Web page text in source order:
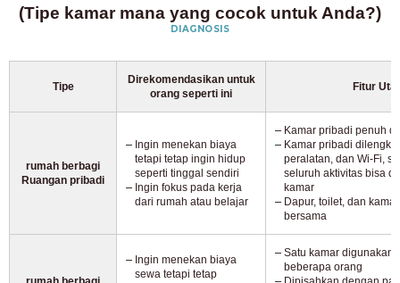
(Tipe kamar mana yang cocok untuk Anda?)
DIAGNOSIS
Tipe
Direkomendasikan untuk
orang seperti ini
Fitur
rumah berbagi
Ruangan pribadi
Ingin menekan biaya
tetapi tetap ingin hidup
seperti tinggal sendiri
Ingin fokus pada kerja
dari rumah atau belajar
Kamar pribadi penuh
Kamar pribadi
peralatan, dan Wi-Fi,
seluruh aktivitas bisa
kamar
Dapur, toilet, dan
bersama
Ingin menekan biaya
sewa tetapi tetap
Satu kamar digunakan
beberapa orang